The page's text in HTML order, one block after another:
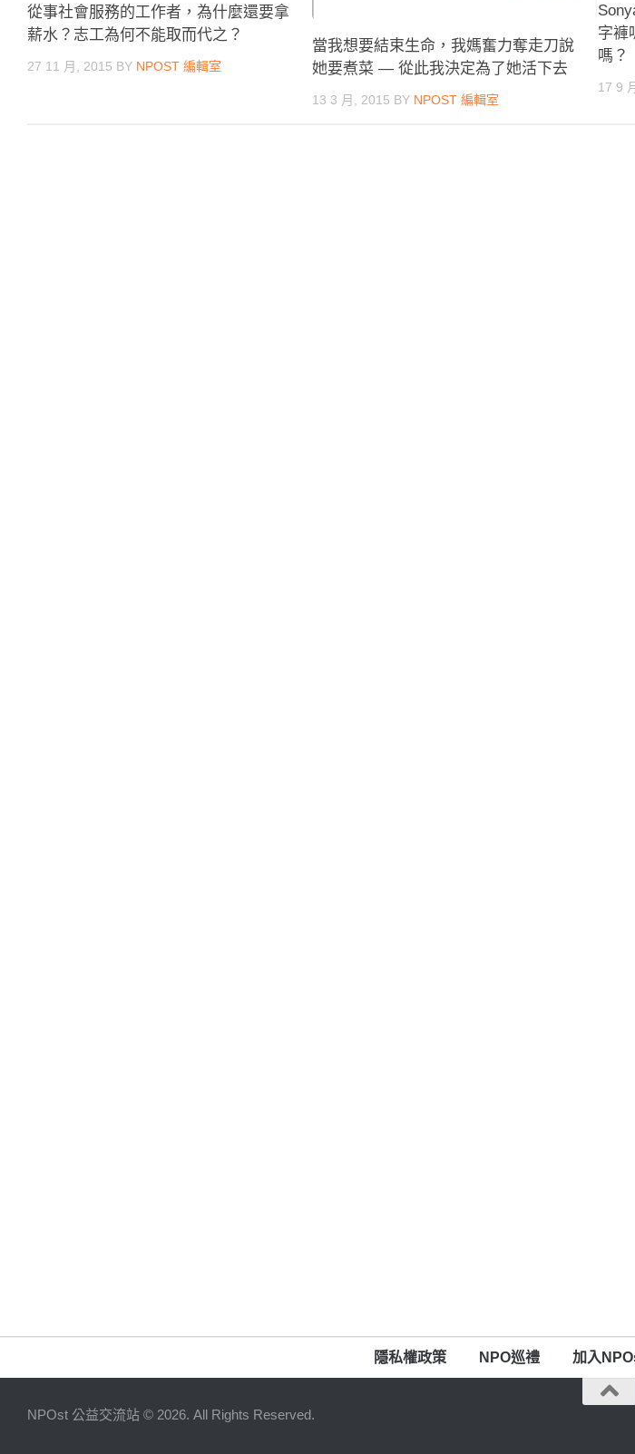
從事社會服務的工作者，為什麼還要拿
薪水？志工為何不能取而代之？
27 11 月, 2015 BY NPOST 編輯室
當我想要結束生命，我媽奮力奪走刀說
她要煮菜 — 從此我決定為了她活下去
13 3 月, 2015 BY NPOST 編輯室
字褲
嗎？
17 9
隱私權政策 NPO巡禮 加入
NPOst 公益交流站 © 2026. All Rights Reserved.